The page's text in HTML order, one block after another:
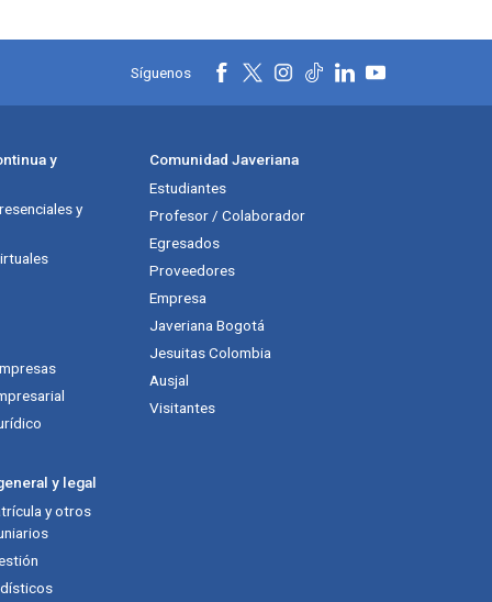
Síguenos
y
y
Comunidad Javeriana
Estudiantes
Profesor / Colaborador
Egresados
Proveedores
Empresa
Javeriana Bogotá
Jesuitas Colombia
Ausjal
Visitantes
y legal
y otros